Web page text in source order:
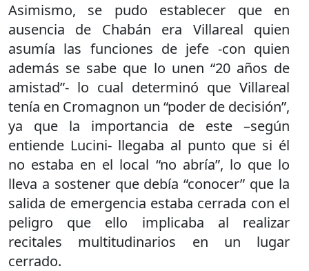
Asimismo, se pudo establecer que en
ausencia de Chabán era Villareal quien
asumía las funciones de jefe -con quien
además se sabe que lo unen “20 años de
amistad”- lo cual determinó que Villareal
tenía en Cromagnon un “poder de decisión”,
ya que la importancia de este –según
entiende Lucini- llegaba al punto que si él
no estaba en el local “no abría”, lo que lo
lleva a sostener que debía “conocer” que la
salida de emergencia estaba cerrada con el
peligro que ello implicaba al realizar
recitales multitudinarios en un lugar
cerrado.